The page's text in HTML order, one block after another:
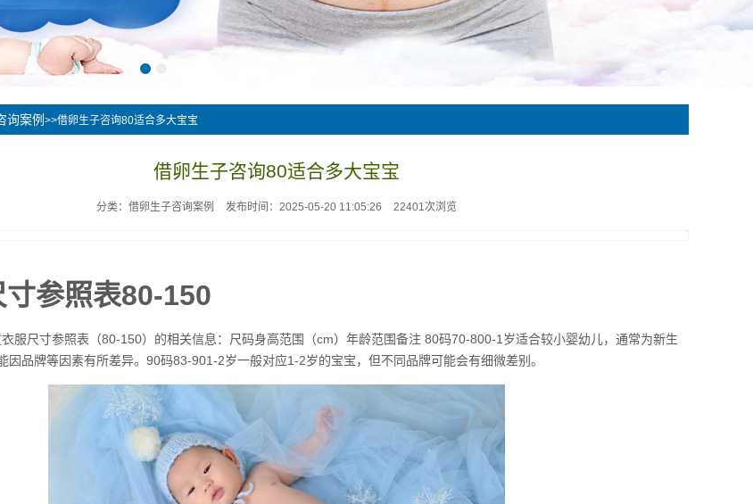
询案例 >>借卵生子咨询80适合多大宝宝
借卵生子咨询80适合多大宝宝
分类：借卵生子咨询案例 发布时间：2025-05-20 11:05:26 22401次浏览
参照表80-150
服尺寸参照表（80-150）的相关信息：尺码身高范围（cm）年龄范围备注 80码70-800-1岁适合较小婴幼儿，通常为新生
因品牌等因素有所差异。90码83-901-2岁一般对应1-2岁的宝宝，但不同品牌可能会有细微差别。